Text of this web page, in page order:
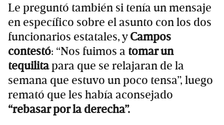
Le preguntó también si tenía un mensaje
en específico sobre el asunto con los dos
funcionarios estatales, yCampos
contestó: “Nos fuimos a tomar un
tequilitapara que se relajaran de la
semana que estuvo un poco tensa”, luego
remató que les había aconsejado
“rebasar por la derecha”.